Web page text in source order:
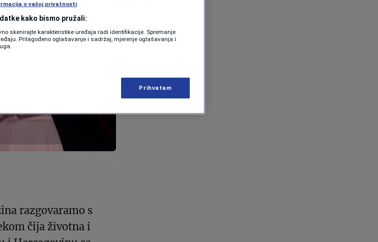
razgovaramo s
čija životna i
o vašoj privatnosti
kako bismo pružali:
skenirajte karakteristike uređaja radi identifikacije. Spremanje
Prilagođeno oglašavanje i sadržaj, mjerenje oglašavanja i
Prihvatam